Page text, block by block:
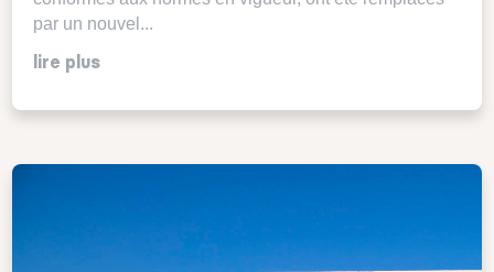
par un nouvel...
lire plus